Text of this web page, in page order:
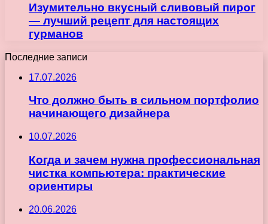
Изумительно вкусный сливовый пирог
— лучший рецепт для настоящих
гурманов
Последние записи
17.07.2026
Что должно быть в сильном портфолио
начинающего дизайнера
10.07.2026
Когда и зачем нужна профессиональная
чистка компьютера: практические
ориентиры
20.06.2026